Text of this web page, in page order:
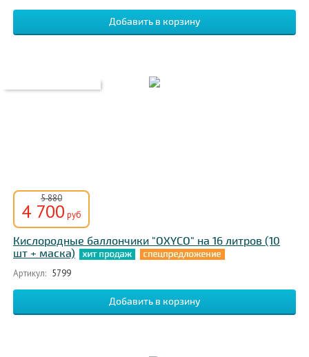
5 880
4 700 руб
Кислородные баллончики "OXYCO" на 16 литров (10
шт + маска)
Артикул: 5799